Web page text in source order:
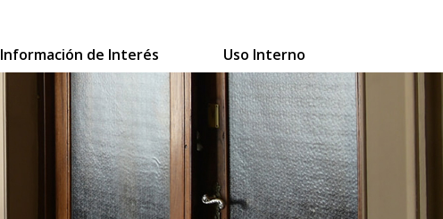
Información de Interés Uso Interno